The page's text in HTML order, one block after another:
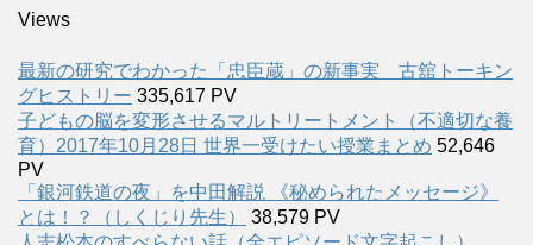
Views
最新の研究でわかった「忠臣蔵」の新事実 古舘トーキン
グヒストリー 335,617 PV
子どもの脳を変形させるマルトリートメント（不適切な養
育）2017年10月28日 世界一受けたい授業まとめ 52,646
PV
「銀河鉄道の夜」を中田解説 《秘められたメッセージ》
とは！？（しくじり先生）
38,579 PV